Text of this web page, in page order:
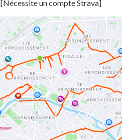
[Nécessite un compte Strava]